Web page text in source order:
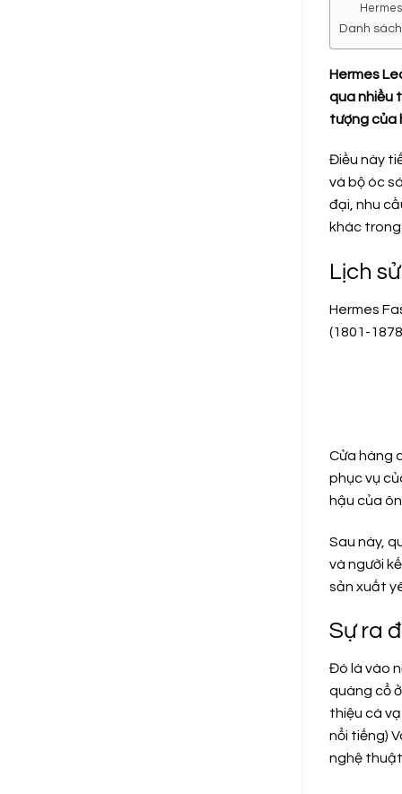
Danh
Hermes
qua nhiều
tượng của
Điều này
và bộ óc
đại, nhu
khác
Lịch
Hermes
(1801-
Cửa hàng
phục vụ
hậu của
Sau này,
và người
sản xuất
Sự ra
Đó là vào
quàng cổ
thiệu cà
nổi tiếng)
nghệ